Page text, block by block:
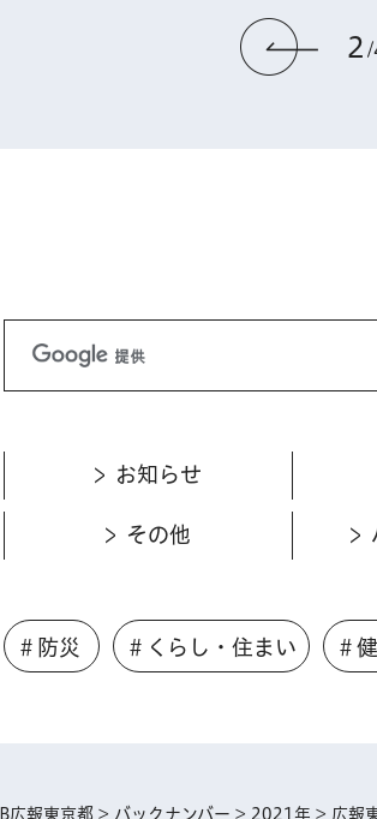
2
お知らせ
その他
＃防災 ＃くらし・住まい ＃
広報東京都 > バックナンバー > 2021年 > 広報